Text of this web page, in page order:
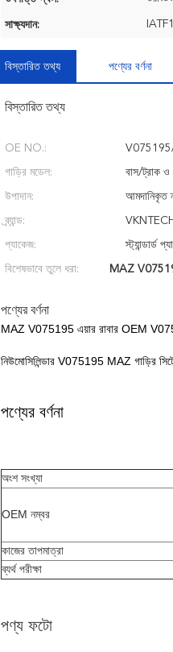
সাক্ষ্যদান:
বিস্তারিত তথ্য পণ্যের বর্ণনা
বিস্তারিত তথ্য
OE NO.:
গাড়ির মডেল: বাস/ট্রাক ও
উপাদান: আমদানিকৃত
ব্র্যান্ড: VKNTECH
প্যাকেজ: স্ট্যান্ডার্ড
বিশেষভাবে তুলে ধরা: MAZ
পণ্যের বর্ণনা
MAZ V075195 এয়ার রাবার OEM
নিউমোসিলিন্ডার V075195 MAZ গাড়ির
পণ্যের বর্ণনা
অংশ সংখ্যা
OEM নম্বর
কাজের তাপমাত্রা
ব্যর্থ পরীক্ষা
পণ্য ফটো